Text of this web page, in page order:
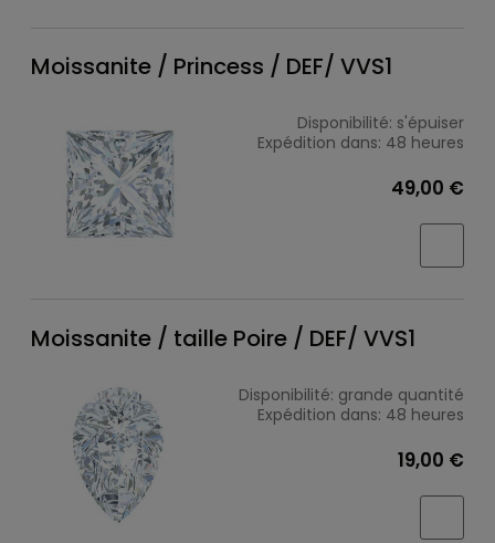
Moissanite / Princess / DEF/ VVS1
Disponibilité: s'épuiser
Expédition dans: 48 heures
49,00 €
Moissanite / taille Poire / DEF/ VVS1
Disponibilité: grande quantité
Expédition dans: 48 heures
19,00 €